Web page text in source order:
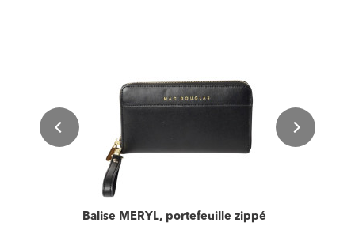
Balise MERYL, portefeuille zippé